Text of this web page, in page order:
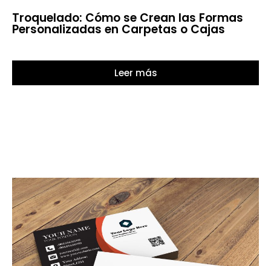
Troquelado: Cómo se Crean las Formas
Personalizadas en Carpetas o Cajas
Leer más